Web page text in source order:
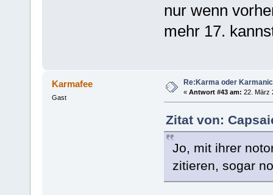
nur wenn
mehr 17.
Karmafee
Gast
Re:Karma oder
« Antwort #43 am: 22. März
Zitat von:
Jo, mit ihrer
zitieren, sogar